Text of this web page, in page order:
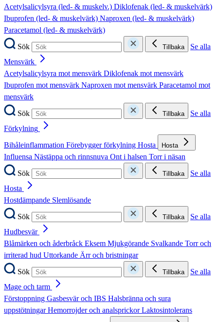
Acetylsalicylsyra (led- & muskelv.) Diklofenak (led- & muskelvärk)
Ibuprofen (led- & muskelvärk) Naproxen (led- & muskelvärk)
Paracetamol (led- & muskelvärk)
Sök
Tillbaka
Se alla
Mensvärk
Acetylsalicylsyra mot mensvärk Diklofenak mot mensvärk
Ibuprofen mot mensvärk Naproxen mot mensvärk Paracetamol mot
mensvärk
Sök
Tillbaka
Se alla
Förkylning
Bihåleinflammation Förebygger förkylning Hosta Hosta
Influensa Nästäppa och rinnsnuva Ont i halsen Torr i näsan
Sök
Tillbaka
Se alla
Hosta
Hostdämpande Slemlösande
Sök
Tillbaka
Se alla
Hudbesvär
Blåmärken och åderbråck Eksem Mjukgörande Svalkande Torr och
irriterad hud Uttorkande Ärr och bristningar
Sök
Tillbaka
Se alla
Mage och tarm
Förstoppning Gasbesvär och IBS Halsbränna och sura
uppstötningarHemorrojder och analsprickorLaktosintolerans